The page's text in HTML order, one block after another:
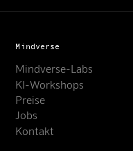
Mindverse
Mindverse-Labs
KI-Workshops
Preise
Jobs
Kontakt